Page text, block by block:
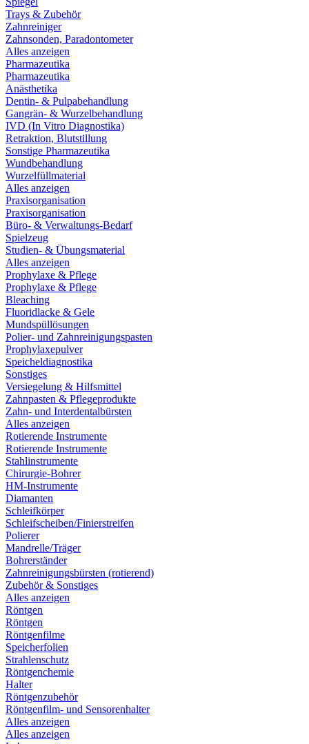
Trays & Zubehör
Zahnreiniger
Zahnsonden, Paradontometer
Alles anzeigen
Pharmazeutika
Pharmazeutika
Anästhetika
Dentin- & Pulpabehandlung
Gangrän- & Wurzelbehandlung
IVD (In Vitro Diagnostika)
Retraktion, Blutstillung
Sonstige Pharmazeutika
Wundbehandlung
Wurzelfüllmaterial
Alles anzeigen
Praxisorganisation
Praxisorganisation
Büro- & Verwaltungs-Bedarf
Spielzeug
Studien- & Übungsmaterial
Alles anzeigen
Prophylaxe & Pflege
Prophylaxe & Pflege
Bleaching
Fluoridlacke & Gele
Mundspüllösungen
Polier- und Zahnreinigungspasten
Prophylaxepulver
Speicheldiagnostika
Sonstiges
Versiegelung & Hilfsmittel
Zahnpasten & Pflegeprodukte
Zahn- und Interdentalbürsten
Alles anzeigen
Rotierende Instrumente
Rotierende Instrumente
Stahlinstrumente
Chirurgie-Bohrer
HM-Instrumente
Diamanten
Schleifkörper
Schleifscheiben/Finierstreifen
Polierer
Mandrelle/Träger
Bohrerständer
Zahnreinigungsbürsten (rotierend)
Zubehör & Sonstiges
Alles anzeigen
Röntgen
Röntgen
Röntgenfilme
Speicherfolien
Strahlenschutz
Röntgenchemie
Halter
Röntgenzubehör
Röntgenfilm- und Sensorenhalter
Alles anzeigen
Alles anzeigen